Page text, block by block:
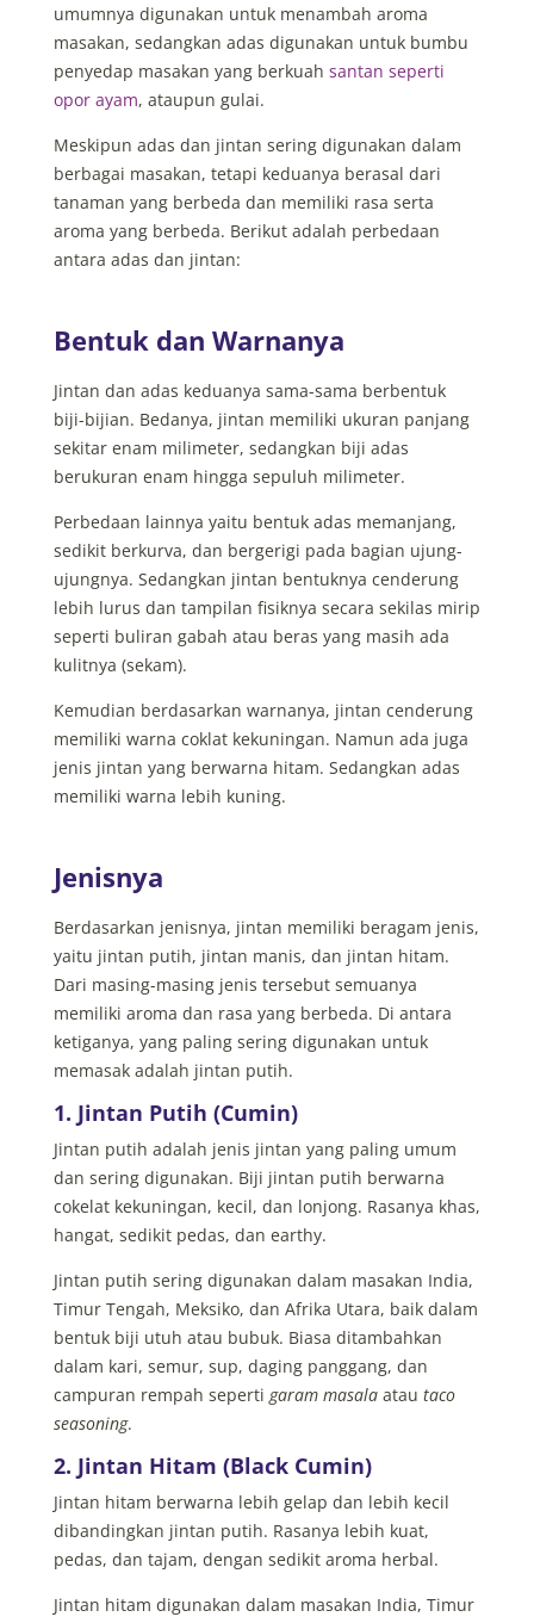
umumnya digunakan untuk menambah aroma
masakan, sedangkan adas digunakan untuk bumbu
penyedap masakan yang berkuah santan seperti
opor ayam, ataupun gulai.
Meskipun adas dan jintan sering digunakan dalam
berbagai masakan, tetapi keduanya berasal dari
tanaman yang berbeda dan memiliki rasa serta
aroma yang berbeda. Berikut adalah perbedaan
antara adas dan jintan:
Bentuk dan Warnanya
Jintan dan adas keduanya sama-sama berbentuk
biji-bijian. Bedanya, jintan memiliki ukuran panjang
sekitar enam milimeter, sedangkan biji adas
berukuran enam hingga sepuluh milimeter.
Perbedaan lainnya yaitu bentuk adas memanjang,
sedikit berkurva, dan bergerigi pada bagian ujung-
ujungnya. Sedangkan jintan bentuknya cenderung
lebih lurus dan tampilan fisiknya secara sekilas mirip
seperti buliran gabah atau beras yang masih ada
kulitnya (sekam).
Kemudian berdasarkan warnanya, jintan cenderung
memiliki warna coklat kekuningan. Namun ada juga
jenis jintan yang berwarna hitam. Sedangkan adas
memiliki warna lebih kuning.
Jenisnya
Berdasarkan jenisnya, jintan memiliki beragam jenis,
yaitu jintan putih, jintan manis, dan jintan hitam.
Dari masing-masing jenis tersebut semuanya
memiliki aroma dan rasa yang berbeda. Di antara
ketiganya, yang paling sering digunakan untuk
memasak adalah jintan putih.
1. Jintan Putih (Cumin)
Jintan putih adalah jenis jintan yang paling umum
dan sering digunakan. Biji jintan putih berwarna
cokelat kekuningan, kecil, dan lonjong. Rasanya khas,
hangat, sedikit pedas, dan earthy.
Jintan putih sering digunakan dalam masakan India,
Timur Tengah, Meksiko, dan Afrika Utara, baik dalam
bentuk biji utuh atau bubuk. Biasa ditambahkan
dalam kari, semur, sup, daging panggang, dan
campuran rempah seperti garam masalaatau taco
seasoning.
2. Jintan Hitam (Black Cumin)
Jintan hitam berwarna lebih gelap dan lebih kecil
dibandingkan jintan putih. Rasanya lebih kuat,
pedas, dan tajam, dengan sedikit aroma herbal.
Jintan hitam digunakan dalam masakan India, Timur